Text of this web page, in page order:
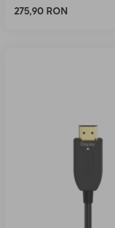
275,90 RON